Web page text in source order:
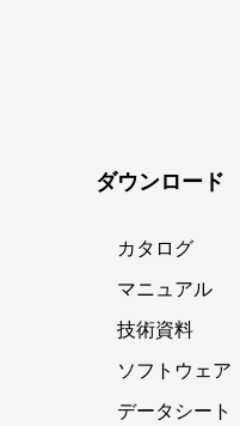
ダウンロード
カタログ
マニュアル
技術資料
ソフトウェア
データシート